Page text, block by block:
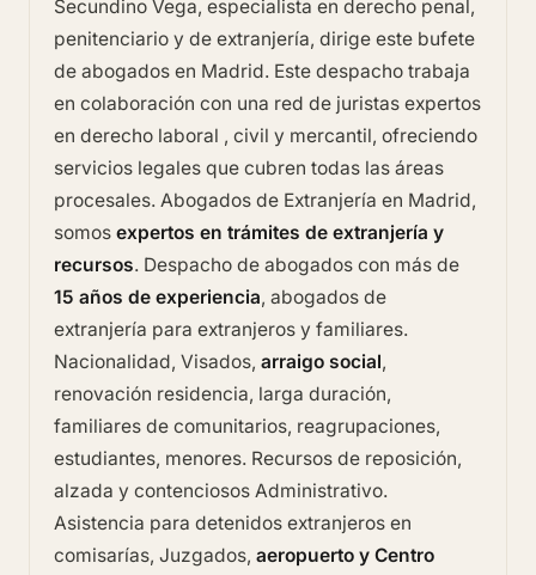
Secundino Vega, especialista en derecho penal,
penitenciario y de extranjería, dirige este bufete
de abogados en Madrid. Este despacho trabaja
en colaboración con una red de juristas expertos
en derecho laboral , civil y mercantil, ofreciendo
servicios legales que cubren todas las áreas
procesales. Abogados de Extranjería en Madrid,
somos expertos en trámites de extranjería y
recursos. Despacho de abogados con más de
15 años de experiencia, abogados de
extranjería para extranjeros y familiares.
Nacionalidad, Visados, arraigo social,
renovación residencia, larga duración,
familiares de comunitarios, reagrupaciones,
estudiantes, menores. Recursos de reposición,
alzada y contenciosos Administrativo.
Asistencia para detenidos extranjeros en
comisarías, Juzgados, aeropuerto y Centro